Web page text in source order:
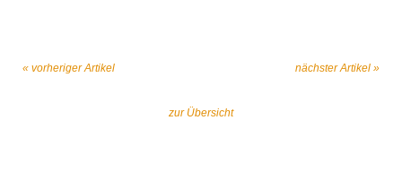
« vorheriger Artikel
zur Übersicht
nächster Artikel »